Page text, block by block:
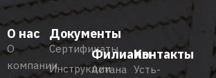
О нас
О
компании
Документы
Сертификаты
Инструкции
Филиалы
Астана
Контакты
Усть-